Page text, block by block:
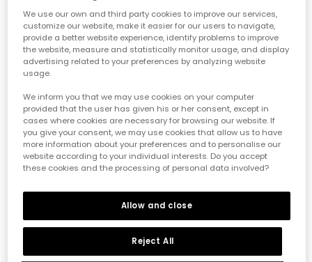
Rosa Mütze
19,95 € 9,95 € 7,95 €
19,95 € 9,95 € 7,95 €
-50%
We use our own and third party cookies to improve our services,
customize our website, make it easier for our users to navigate,
provide a better website experience, identify problems to improve
the website, measure and statistically monitor usage, and display
advertising related to your preferences by analyzing website
usage.
We inform you that we may use cookies on your computer
provided that the user has given his or her consent, except in
cases where cookies are necessary for browsing our website. If
you give your consent, we may use cookies that allow us to have
more information about your preferences and to personalise our
website according to your individual interests. Do you accept
these cookies and the processing of personal data involved?
Reject All
Allow and close